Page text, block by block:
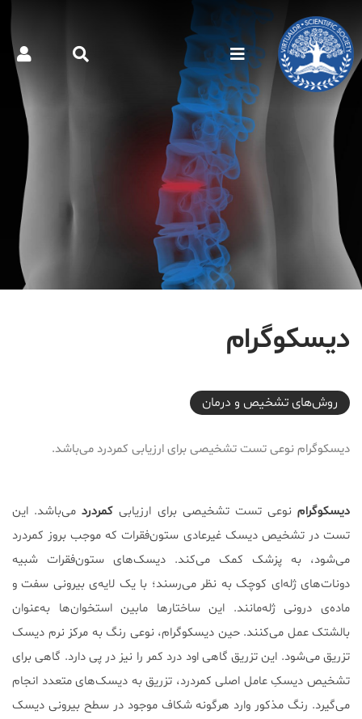
دیسکوگرام
2017-09-21T22:00:23+04:30
روش‌های تشخیص و درمان
دیسکوگرام نوعی تست تشخیصی برای ارزیابی کمردرد می‌باشد.
دیسکوگرام نوعی تست تشخیصی برای ارزیابی کمردردمی‌باشد. این
تست در تشخیص دیسک غیرعادی ستون‌فقرات که موجب بروز کمردرد
می‌شود، به پزشک کمک می‌کند. دیسک‌های ستون‌فقرات شبیه
دونات‌های ژله‌ای کوچک به نظر می‌رسند؛ با یک لایه‌ی بیرونی سفت و
ماده‌ی درونی ژله‌مانند. این ساختارها مابین استخوان‌ها به‌عنوان
بالشتک عمل می‌کنند. حین دیسکوگرام، نوعی رنگ به مرکز نرم دیسک
تزریق می‌شود. این تزریق گاهی اود درد کمر را نیز در پی دارد. گاهی برای
تشخیص دیسکِ عامل اصلی کمردرد، تزریق به دیسک‌های متعدد انجام
می‌گیرد. رنگ مذکور وارد هرگونه شکاف موجود در سطح بیرونی دیسک